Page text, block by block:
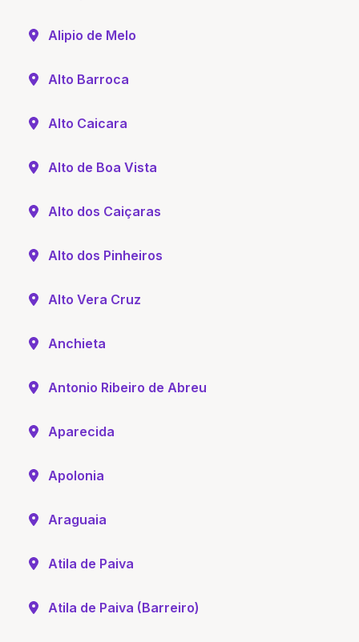
Alipio de Melo
Alto Barroca
Alto Caicara
Alto de Boa Vista
Alto dos Caiçaras
Alto dos Pinheiros
Alto Vera Cruz
Anchieta
Antonio Ribeiro de Abreu
Aparecida
Apolonia
Araguaia
Atila de Paiva
Atila de Paiva (Barreiro)